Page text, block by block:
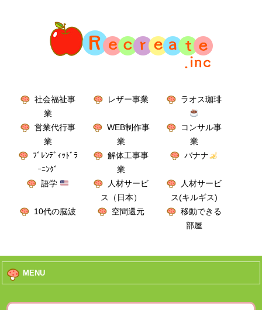
社会福祉事
業
レザー事業 ラオス珈琲
営業代行事
業
WEB制作事
業
コンサル事
業
ﾌﾞﾚﾝﾃﾞｨｯﾄﾞﾗ
ｰﾆﾝｸﾞ
解体工事事
業
バナナ
語学
人材サービ
ス（日本）
人材サービ
ス(キルギス)
10代の脳波
空間還元
移動できる
部屋
MENU